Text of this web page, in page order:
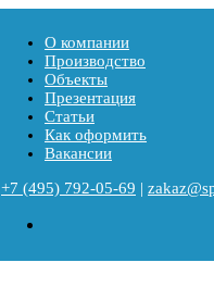
О компании
Производство
Объекты
Презентация
Статьи
Как оформить
Вакансии
+7 (495) 792-05-69 |